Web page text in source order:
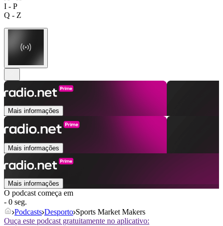
I - P
Q - Z
Mais informações
Mais informações
Mais informações
O podcast começa em
- 0 seg.
Podcasts Desporto Sports Market Makers
Ouça este podcast gratuitamente no aplicativo: